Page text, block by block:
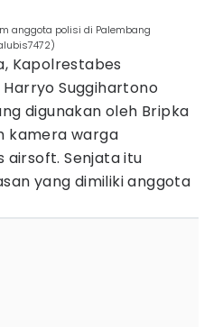
anggota polisi di Palembang
Kapolrestabes
Suggihartono
digunakan oleh Bripka
kamera warga
airsoft. Senjata itu
yang dimiliki anggota